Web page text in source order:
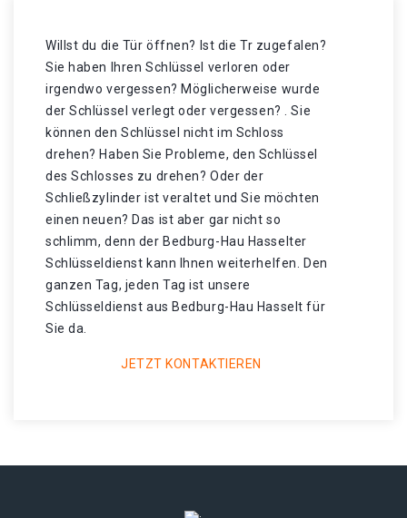
Willst du die Tür öffnen? Ist die Tr zugefalen?
Sie haben Ihren Schlüssel verloren oder
irgendwo vergessen? Möglicherweise wurde
der Schlüssel verlegt oder vergessen? . Sie
können den Schlüssel nicht im Schloss
drehen? Haben Sie Probleme, den Schlüssel
des Schlosses zu drehen? Oder der
Schließzylinder ist veraltet und Sie möchten
einen neuen? Das ist aber gar nicht so
schlimm, denn der Bedburg-Hau Hasselter
Schlüsseldienst kann Ihnen weiterhelfen. Den
ganzen Tag, jeden Tag ist unsere
Schlüsseldienst aus Bedburg-Hau Hasselt für
Sie da.
JETZT KONTAKTIEREN